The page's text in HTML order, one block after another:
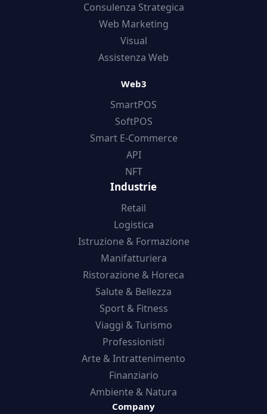
Consulenza Strategica
Web Marketing
Visual
Assistenza Web
Web3
SmartPOS
SoftPOS
Smart E-Commerce
API
NFT
Industrie
Retail
Logistica
Istruzione & Formazione
Manifatturiera
Ristorazione & Horeca
Salute & Bellezza
Sport & Fitness
Viaggi & Turismo
Professionisti
Arte & Intrattenimento
Finanziario
Ambiente & Natura
Company